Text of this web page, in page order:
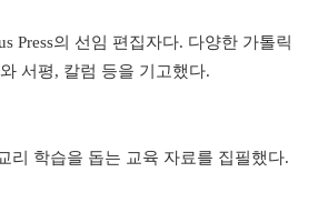
Press의 선임 편집자다. 다양한 가톨릭
서평, 칼럼 등을 기고했다.
리 학습을 돕는 교육 자료를 집필했다.